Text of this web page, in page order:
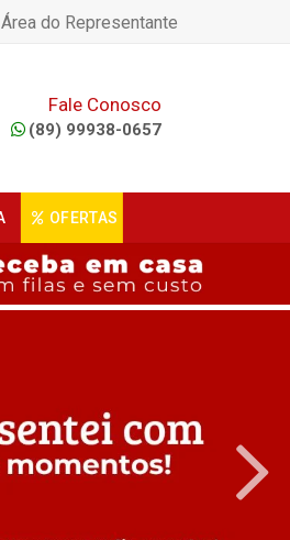
Área do Representante
Fale Conosco
(89) 99938-0657
OFERTAS